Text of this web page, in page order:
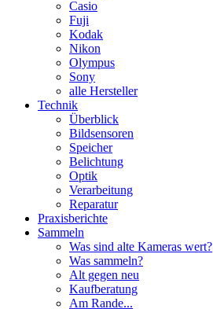
Casio
Fuji
Kodak
Nikon
Olympus
Sony
alle Hersteller
Technik
Überblick
Bildsensoren
Speicher
Belichtung
Optik
Verarbeitung
Reparatur
Praxisberichte
Sammeln
Was sind alte Kameras wert?
Was sammeln?
Alt gegen neu
Kaufberatung
Am Rande...